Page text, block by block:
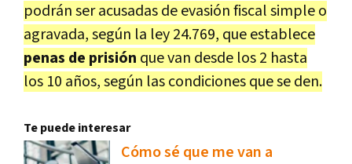
podrán ser acusadas de evasión fiscal simple o
agravada, según la ley 24.769, que establece
penas de prisión que van desde los 2 hasta
los 10 años, según las condiciones que se den.
Te puede interesar
Cómo sé que me van a